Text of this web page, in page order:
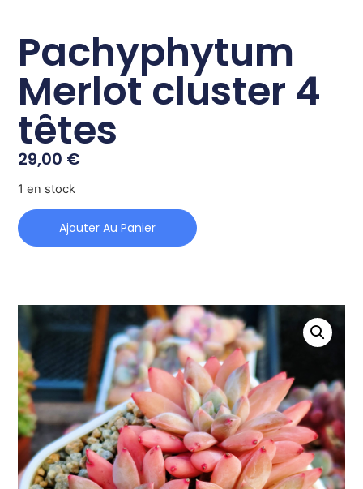
Pachyphytum
Merlot cluster 4
têtes
29,00 €
1 en stock
Ajouter Au Panier